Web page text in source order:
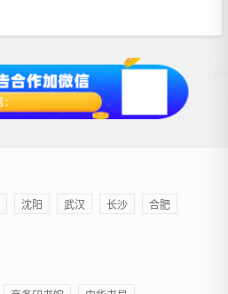
沈阳 武汉 长沙
合肥